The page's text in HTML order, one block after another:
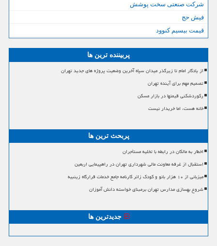
شرکت صنعتی سخت پوشش
فیش حج
قیمت بیسیم کنوود
پربیننده ترین ها
از یادگار امام تا زیرگذر میدان سپاه آخرین وضعیت پروژه های جدید تهران
تصمیم مهم برای آینده تهران
رکوردشکنی قیمتها در بازار مسکن
خانه هست، اما خریدار نیست
پربحث ترین ها
اخطار به مالکان در رابطه با تخلیه مستأجران
استقبال از غرفه معاونت مالی شهرداری تهران در راهپیمایی اربعین
میزبانی از ۱۰ هزار بانو و کودک زائر کارنامه جامع خدمات قرارگاه زینبیه
شروع بهسازی مدارس تهران برمبنای خواسته دانش آموزان
جدیدترین ها